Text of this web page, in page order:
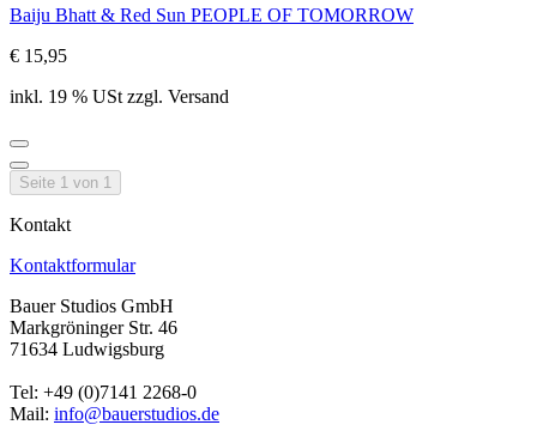
Baiju Bhatt & Red Sun PEOPLE OF TOMORROW
€ 15,95
inkl. 19 % USt zzgl. Versand
Seite 1 von 1
Kontakt
Kontaktformular
Bauer Studios GmbH
Markgröninger Str. 46
71634 Ludwigsburg
Tel: +49 (0)7141 2268-0
Mail: info@bauerstudios.de